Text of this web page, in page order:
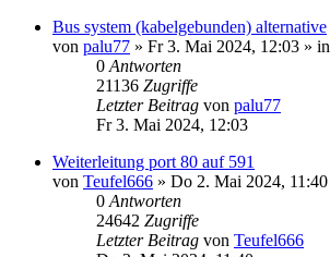
Bus system (kabelgebunden) alternative
von palu77 » Fr 3. Mai 2024, 12:03 » in
0 Antworten
21136 Zugriffe
Letzter Beitrag von palu77
Fr 3. Mai 2024, 12:03
Weiterleitung port 80 auf 591
von Teufel666 » Do 2. Mai 2024, 11:40
0 Antworten
24642 Zugriffe
Letzter Beitrag von Teufel666